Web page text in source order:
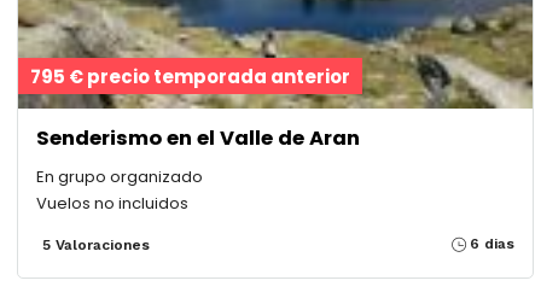
795 € precio temporada anterior
Senderismo en el Valle de Aran
En grupo organizado
Vuelos no incluidos
5 Valoraciones 6 dias